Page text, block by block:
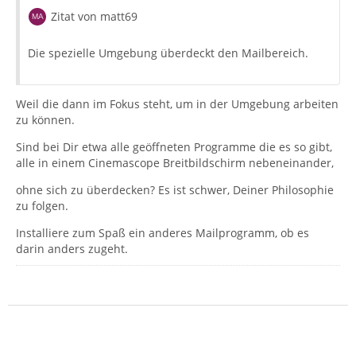
Zitat von matt69
Die spezielle Umgebung überdeckt den Mailbereich.
Weil die dann im Fokus steht, um in der Umgebung arbeiten
zu können.
Sind bei Dir etwa alle geöffneten Programme die es so gibt,
alle in einem Cinemascope Breitbildschirm nebeneinander,
ohne sich zu überdecken? Es ist schwer, Deiner Philosophie
zu folgen.
Installiere zum Spaß ein anderes Mailprogramm, ob es
darin anders zugeht.